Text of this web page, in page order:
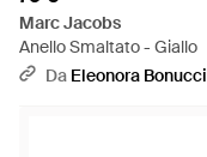
Marc Jacobs
Anello Smaltato - Giallo
Da Eleonora Bonucci